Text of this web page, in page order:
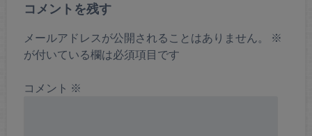
コメントを残す
メールアドレスが公開されることはありません。
※
が付いている欄は必須項目です
コメント ※